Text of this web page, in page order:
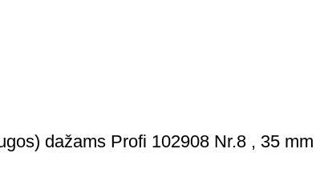
dažams Profi 102908 Nr.8 , 35 mm